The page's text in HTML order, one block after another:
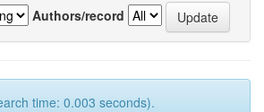
Authors/record
time: 0.003 seconds).